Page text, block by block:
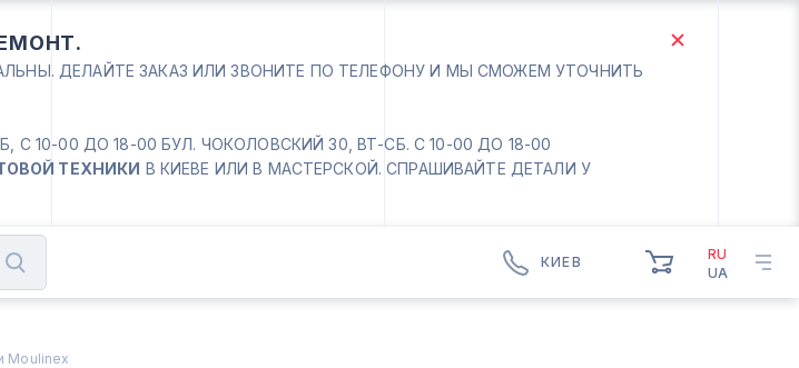
ДЕЛАЙТЕ ЗАКАЗ ИЛИ ЗВОНИТЕ ПО ТЕЛЕФОНУ И МЫ СМОЖЕМ УТОЧНИТЬ
10-00 ДО 18-00 БУЛ. ЧОКОЛОВСКИЙ 30, ВТ-СБ. С 10-00 ДО 18-00
ТЕХНИКИ В КИЕВЕ ИЛИ В МАСТЕРСКОЙ. СПРАШИВАЙТЕ ДЕТАЛИ У
КИЕВ
RU
UA
Moulinex